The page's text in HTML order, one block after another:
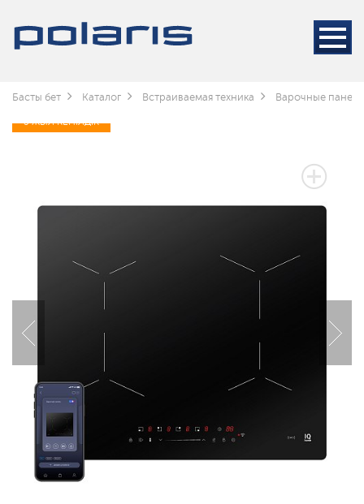
Басты бет Каталог Встраиваемая техника Варочные панели
3 ЖЫЛ КЕПІЛДІК